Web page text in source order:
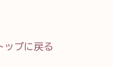
ップに戻る